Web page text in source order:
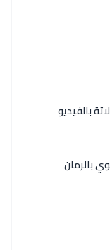
بالفيديو
بالرمان